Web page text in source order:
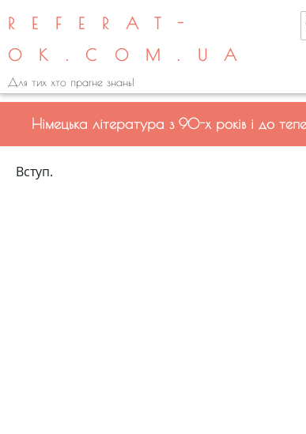
REFERAT-
OK.COM.UA
Для тих хто прагне знань!
Німецька література з 90-х років і до
Вступ.